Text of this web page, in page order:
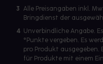
3 Alle Preisangaben inkl.
Bringdienst der
4 Unverbindliche Angabe.
°Punkte vergeben. Es
pro Produkt
für Produkte mit einem